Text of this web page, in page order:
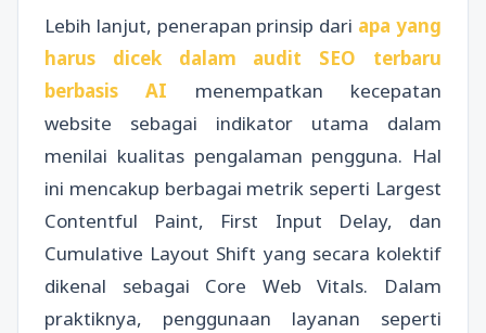
Lebih lanjut, penerapan prinsip dari apa yang
harus dicek dalam audit SEO terbaru
berbasis AI menempatkan kecepatan
website sebagai indikator utama dalam
menilai kualitas pengalaman pengguna. Hal
ini mencakup berbagai metrik seperti Largest
Contentful Paint, First Input Delay, dan
Cumulative Layout Shift yang secara kolektif
dikenal sebagai Core Web Vitals. Dalam
praktiknya, penggunaan layanan seperti